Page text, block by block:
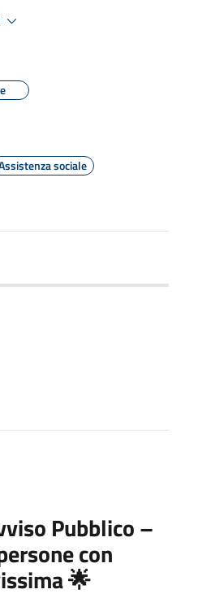
sociale
Pubblico –
con
🌟